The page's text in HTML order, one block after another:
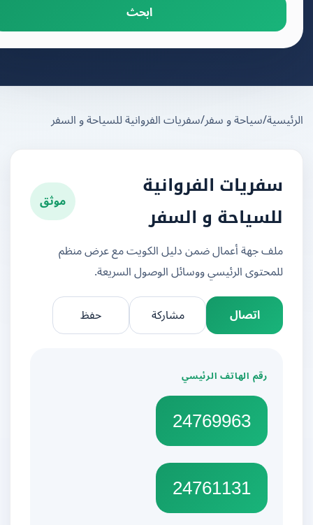
ابحث
/سياحة و سفر/سفريات الفروانية للسياحة و السفر
سفريات الفروانية
للسياحة و السفر
موثق
ملف جهة أعمال ضمن دليل الكويت مع عرض منظم
للمحتوى الرئيسي ووسائل الوصول السريعة.
اتصال
مشاركة
رقم الهاتف الرئيسي
24769963
24761131